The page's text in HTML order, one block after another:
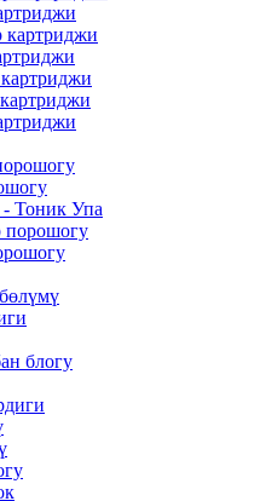
картриджи
Тоник Упа
порошогу
блогу